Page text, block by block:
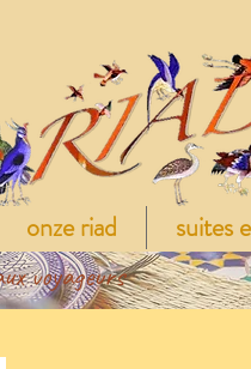
onze riad suites
voyageurs